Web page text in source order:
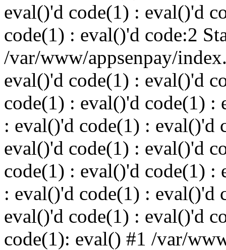
eval()'d code(1) : eval()'d
code(1) : eval()'d code:2
/var/www/appsenpay/
eval()'d code(1) : eval()'d
code(1) : eval()'d code(1) :
: eval()'d code(1) : eval()'d
eval()'d code(1) : eval()'d
code(1) : eval()'d code(1) :
: eval()'d code(1) : eval()'d
eval()'d code(1) : eval()'d
code(1): eval() #1 /var/